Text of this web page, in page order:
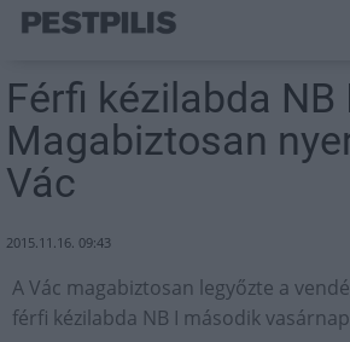
Férfi kézilabda NB
Magabiztosan
Vác
2015.11.16. 09:43
A Vác magabiztosan legyőzte a
férfi kézilabda NB I második